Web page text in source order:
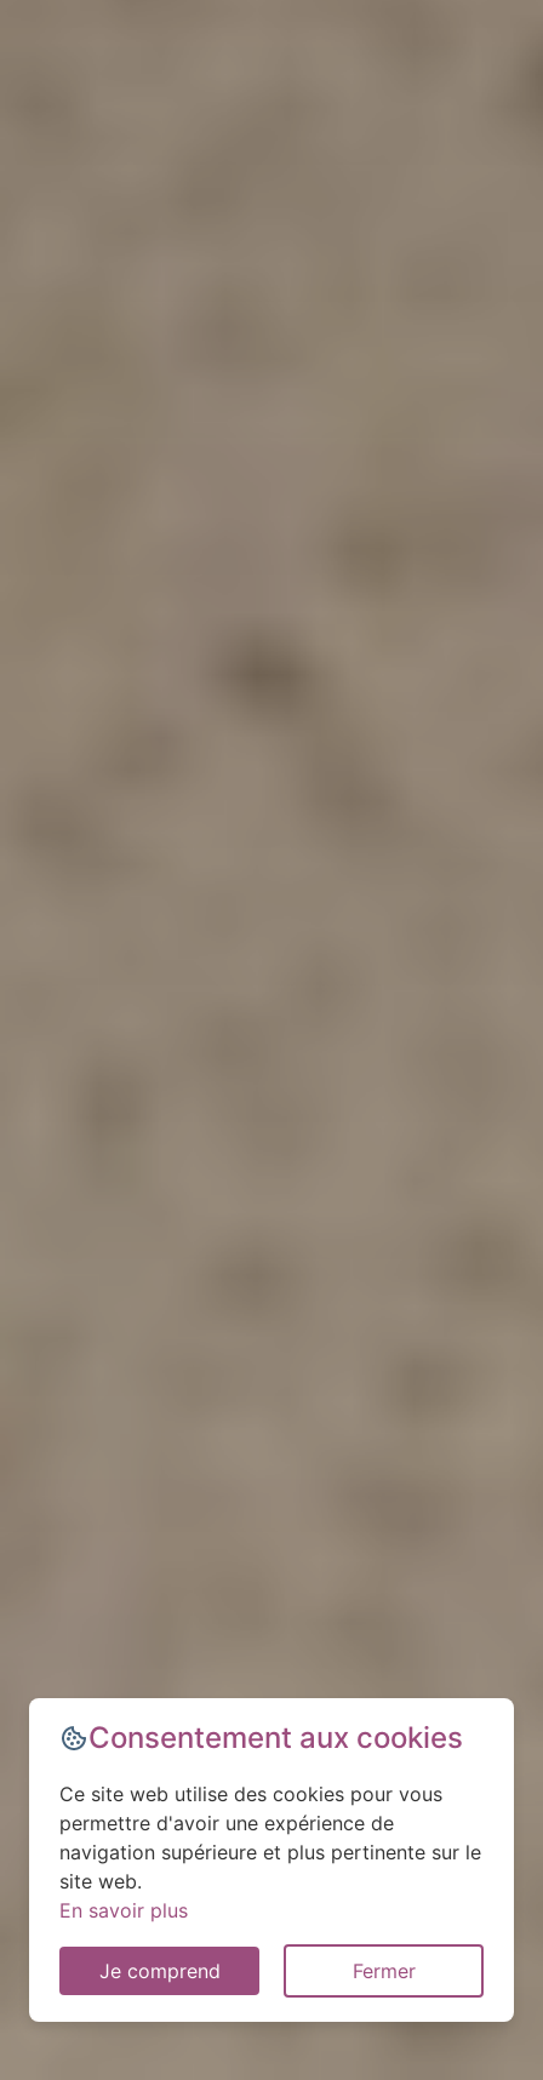
Consentement aux cookies
Ce site web utilise des cookies pour vous
permettre d'avoir une expérience de
navigation supérieure et plus pertinente sur le
site web.
En savoir plus
Je comprend Fermer